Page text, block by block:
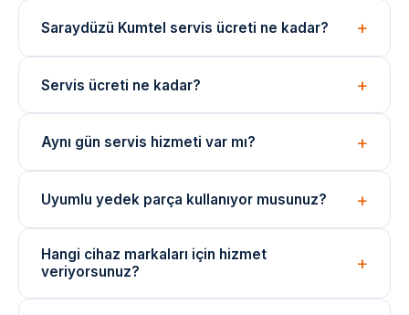
Saraydüzü Kumtel servis ücreti ne kadar?
göre değişir; işlem öncesi net fiyat bilgisi paylaşılır.
Servis ücreti ne kadar?
ve değişen parçaya göre belirlenir. İşlem öncesi fiyat
Aynı gün servis hizmeti var mı?
ekibimizi yönlendirebiliyoruz. Acil durumlar için çağrı
Uyumlu yedek parça kullanıyor musunuz?
yedek parçalar kullanılmaktadır. Parça değişimlerinde
garanti verilir.
Hangi cihaz markaları için hizmet
veriyorsunuz?